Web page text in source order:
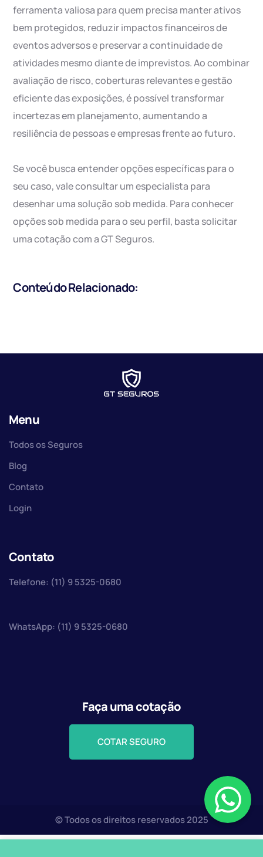
ferramenta valiosa para quem precisa manter ativos
bem protegidos, reduzir impactos financeiros de
eventos adversos e preservar a continuidade de
atividades mesmo diante de imprevistos. Ao combinar
avaliação de risco, coberturas relevantes e gestão
eficiente das exposições, é possível transformar
incertezas em planejamento, aumentando a
resiliência de pessoas e empresas frente ao futuro.
Se você busca entender opções específicas para o
seu caso, vale consultar um especialista para
desenhar uma solução sob medida. Para conhecer
opções sob medida para o seu perfil, basta solicitar
uma cotação com a GT Seguros.
Conteúdo Relacionado:
Menu
Todos os Seguros
Blog
Contato
Login
Contato
Telefone: (11) 9 5325-0680
WhatsApp: (11) 9 5325-0680
Faça uma cotação
COTAR SEGURO
© Todos os direitos reservados 2025